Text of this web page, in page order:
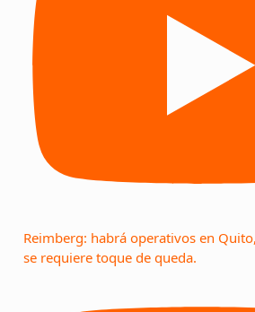
Reimberg: habrá operativos en
se requiere toque de queda.